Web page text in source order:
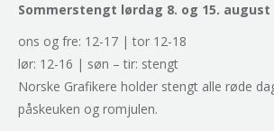
Sommerstengt lørdag 8. og 15. august
ons og fre: 12-17 | tor 12-18
lør: 12-16 | søn – tir: stengt
Norske Grafikere holder stengt alle røde
påskeuken og romjulen.